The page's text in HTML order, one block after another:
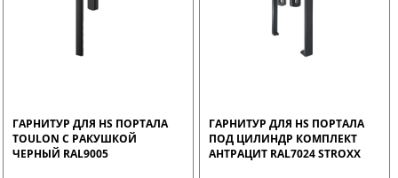
ГАРНИТУР ДЛЯ HS ПОРТАЛА
TOULON С РАКУШКОЙ
ЧЕРНЫЙ RAL9005
ГАРНИТУР ДЛЯ HS ПОРТАЛА
ПОД ЦИЛИНДР КОМПЛЕКТ
АНТРАЦИТ RAL7024 STROXX